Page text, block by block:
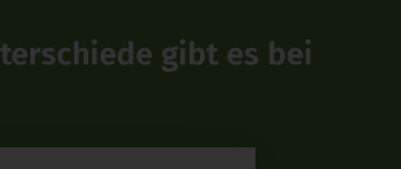
gibt es bei